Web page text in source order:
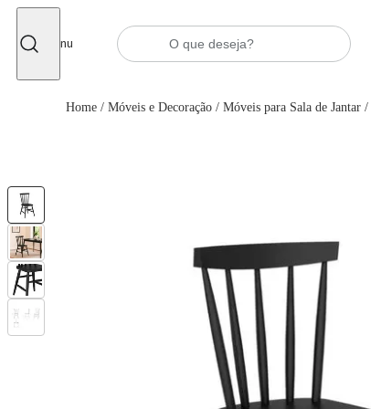
Menu
Home / Móveis e Decoração / Móveis para Sala de Jantar /